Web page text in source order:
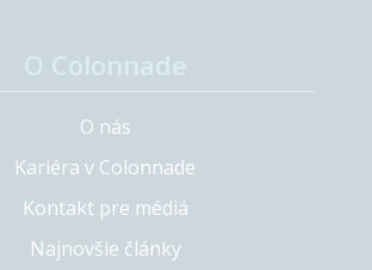
O nás
Kariéra v Colonnade
Kontakt pre médiá
Najnovšie články